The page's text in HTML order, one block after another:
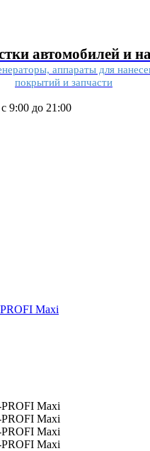
автомобилей и
аппараты для
покрытий и запчасти
9:00 до 21:00
Maxi